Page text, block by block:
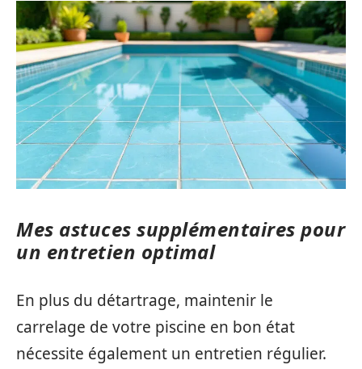
Mes astuces supplémentaires pour
un entretien optimal
En plus du détartrage, maintenir le
carrelage de votre piscine en bon état
nécessite également un entretien régulier.